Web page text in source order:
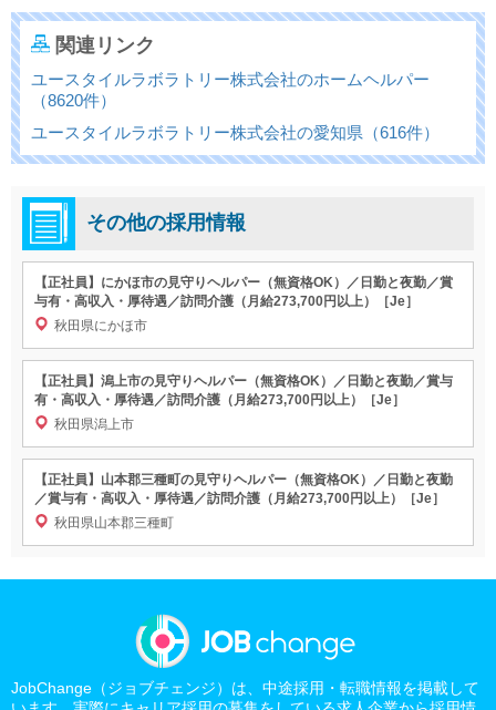
関連リンク
ユースタイルラボラトリー株式会社のホームヘルパー
（8620件）
ユースタイルラボラトリー株式会社の愛知県（616件）
その他の採用情報
【正社員】にかほ市の見守りヘルパー（無資格OK）／日勤と夜勤／賞
与有・高収入・厚待遇／訪問介護（月給273,700円以上）［Je］
秋田県にかほ市
【正社員】潟上市の見守りヘルパー（無資格OK）／日勤と夜勤／賞与
有・高収入・厚待遇／訪問介護（月給273,700円以上）［Je］
秋田県潟上市
【正社員】山本郡三種町の見守りヘルパー（無資格OK）／日勤と夜勤
／賞与有・高収入・厚待遇／訪問介護（月給273,700円以上）［Je］
秋田県山本郡三種町
JobChange（ジョブチェンジ）は、中途採用・転職情報を掲載して